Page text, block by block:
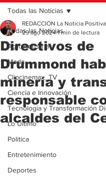
Todas las Noticias
Agroindustria
Moda
Clipcinemax_TV
Ciencia e Innovación
Tecnología y Transformación
Lo Ultimo
Politica
Entretenimiento
Deportes
Todas las Noticias
Directivos de
Drummond
minería y
responsable
alcaldes del
REDACCIÓN La Noticia Positiva
29 ago 2024 1 min de lectura